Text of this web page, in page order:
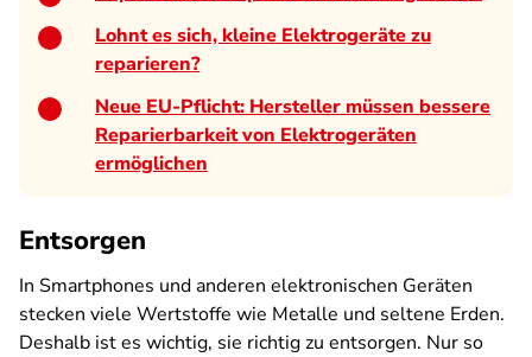
Lohnt es sich, kleine Elektrogeräte zu
reparieren?
Neue EU-Pflicht: Hersteller müssen bessere
Reparierbarkeit von Elektrogeräten
ermöglichen
Entsorgen
In Smartphones und anderen elektronischen Geräten
stecken viele Wertstoffe wie Metalle und seltene Erden.
Deshalb ist es wichtig, sie richtig zu entsorgen. Nur so